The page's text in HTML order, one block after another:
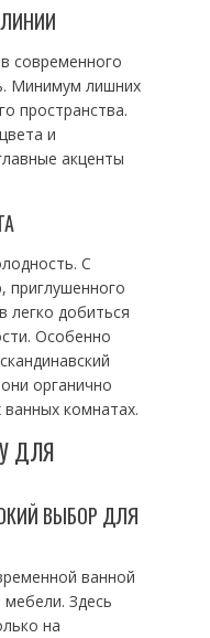
современного
Минимум лишних
пространства.
и
акценты
С
легко добиться
Особенно
органично
комнатах.
ДЛЯ
ВЫБОР ДЛЯ
ванной
Здесь
на